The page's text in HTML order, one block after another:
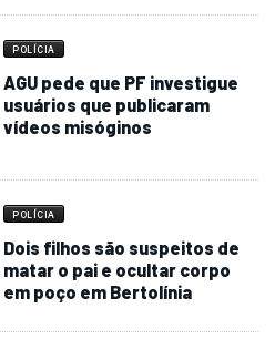
POLÍCIA
AGU pede que PF investigue
usuários que publicaram
vídeos misóginos
POLÍCIA
Dois filhos são suspeitos de
matar o pai e ocultar corpo
em poço em Bertolínia